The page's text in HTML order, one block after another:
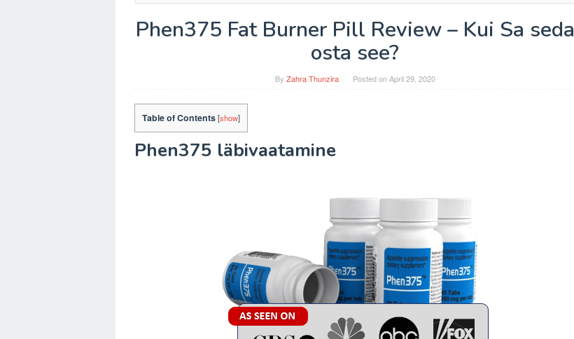
Phen375 Fat Burner Pill Review – Kui Sa seda
osta see?
By Zahra Thunzira Posted onApril 29, 2020
Table of Contents[show]
Phen375 läbivaatamine